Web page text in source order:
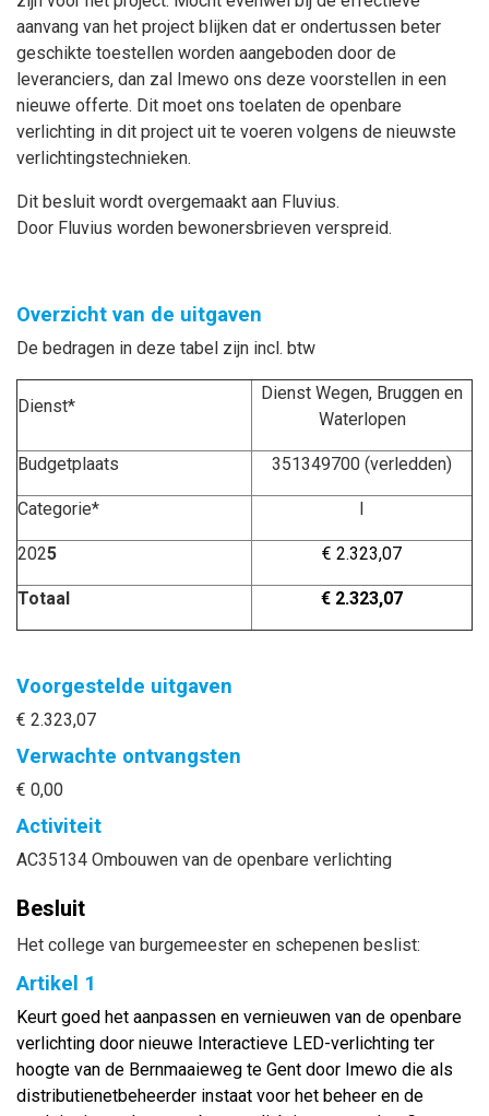
aanvang van het project blijken dat er ondertussen beter
geschikte toestellen worden aangeboden door de
leveranciers, dan zal Imewo ons deze voorstellen in een
nieuwe offerte. Dit moet ons toelaten de openbare
verlichting in dit project uit te voeren volgens de nieuwste
verlichtingstechnieken.
Dit besluit wordt overgemaakt aan Fluvius.
Door Fluvius worden bewonersbrieven verspreid.
Overzicht van de uitgaven
De bedragen in deze tabel zijn incl. btw
Dienst*
Dienst Wegen, Bruggen en
Waterlopen
Budgetplaats 351349700 (verledden)
Categorie* I
2025 € 2.323,07
Totaal € 2.323,07
Voorgestelde uitgaven
€ 2.323,07
Verwachte ontvangsten
€ 0,00
Activiteit
AC35134 Ombouwen van de openbare verlichting
Besluit
Het college van burgemeester en schepenen beslist:
Artikel 1
Keurt goed het aanpassen en vernieuwen van de openbare
verlichting door nieuwe Interactieve LED-verlichting ter
hoogte van de Bernmaaieweg te Gent door Imewo die als
distributienetbeheerder instaat voor het beheer en de